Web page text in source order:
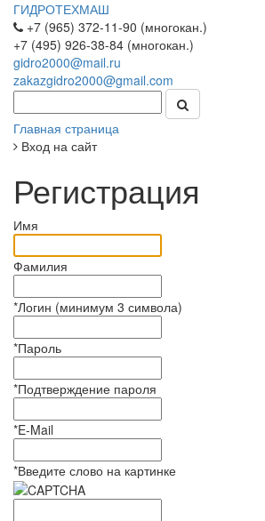
ГИДРОТЕХМАШ
+7 (965) 372-11-90 (многокан.)
+7 (495) 926-38-84 (многокан.)
gidro2000@mail.ru
zakazgidro2000@gmail.com
Главная страница
Вход на сайт
Регистрация
Имя
Фамилия
*Логин (минимум 3 символа)
*Пароль
*Подтверждение пароля
*E-Mail
*Введите слово на картинке